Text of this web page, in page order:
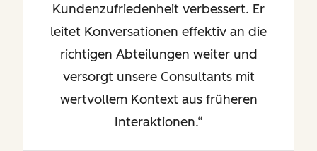
Kundenzufriedenheit verbessert. Er
leitet Konversationen effektiv an die
richtigen Abteilungen weiter und
versorgt unsere Consultants mit
wertvollem Kontext aus früheren
Interaktionen.“